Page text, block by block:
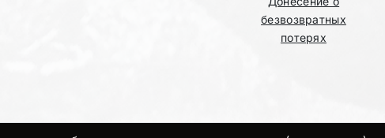
безвозвратных
потерях